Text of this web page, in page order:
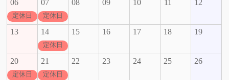
06
定休日
07
定休日
08 09 10 11 12
13 14
定休日
15 16 17 18 19
20
定休日
21
定休日
22 23 24 25 26